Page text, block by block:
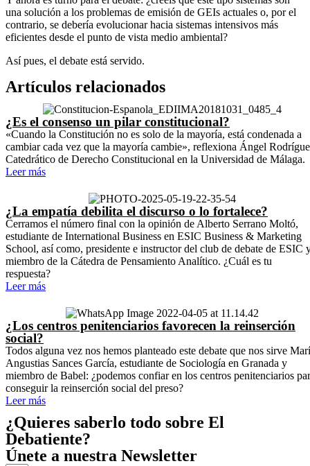
una solución a los problemas de emisión de GEIs actuales o, por el
contrario, se debería evolucionar hacia sistemas intensivos más
eficientes desde el punto de vista medio ambiental?
Así pues, el debate está servido.
Artículos relacionados
¿Es el consenso un pilar constitucional?
«Cuando la Constitución no es solo de la mayoría, está condenada a
cambiar cada vez que la mayoría cambie», reflexiona Ángel
Catedrático de Derecho Constitucional en la Universidad de Málaga.
Leer más
¿La empatía debilita el discurso o lo fortalece?
Cerramos el número final con la opinión de Alberto Serrano Moltó,
estudiante de International Business en ESIC Business & Marketing
School, así como, presidente e instructor del club de debate de ESIC
miembro de la Cátedra de Pensamiento Analítico. ¿Cuál es tu
respuesta?
Leer más
¿Los centros penitenciarios favorecen la reinserción
social?
Todos alguna vez nos hemos planteado este debate que nos sirve
Angustias Sances García, estudiante de Sociología en Granada y
miembro de Babel: ¿podemos confiar en los centros penitenciarios
conseguir la reinserción social del preso?
Leer más
¿Quieres saberlo todo sobre El
Debatiente?
Únete a nuestra Newsletter